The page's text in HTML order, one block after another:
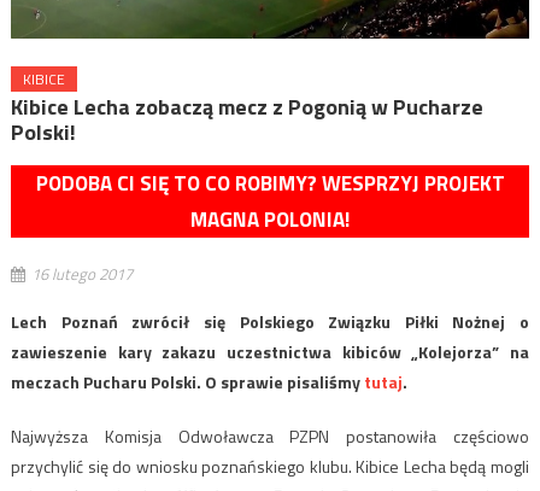
KIBICE
Kibice Lecha zobaczą mecz z Pogonią w Pucharze
Polski!
PODOBA CI SIĘ TO CO ROBIMY? WESPRZYJ PROJEKT
MAGNA POLONIA!
16 lutego 2017
Lech Poznań zwrócił się Polskiego Związku Piłki Nożnej o
zawieszenie kary zakazu uczestnictwa kibiców „Kolejorza” na
meczach Pucharu Polski. O sprawie pisaliśmytutaj.
Najwyższa Komisja Odwoławcza PZPN postanowiła częściowo
przychylić się do wniosku poznańskiego klubu. Kibice Lecha będą mogli